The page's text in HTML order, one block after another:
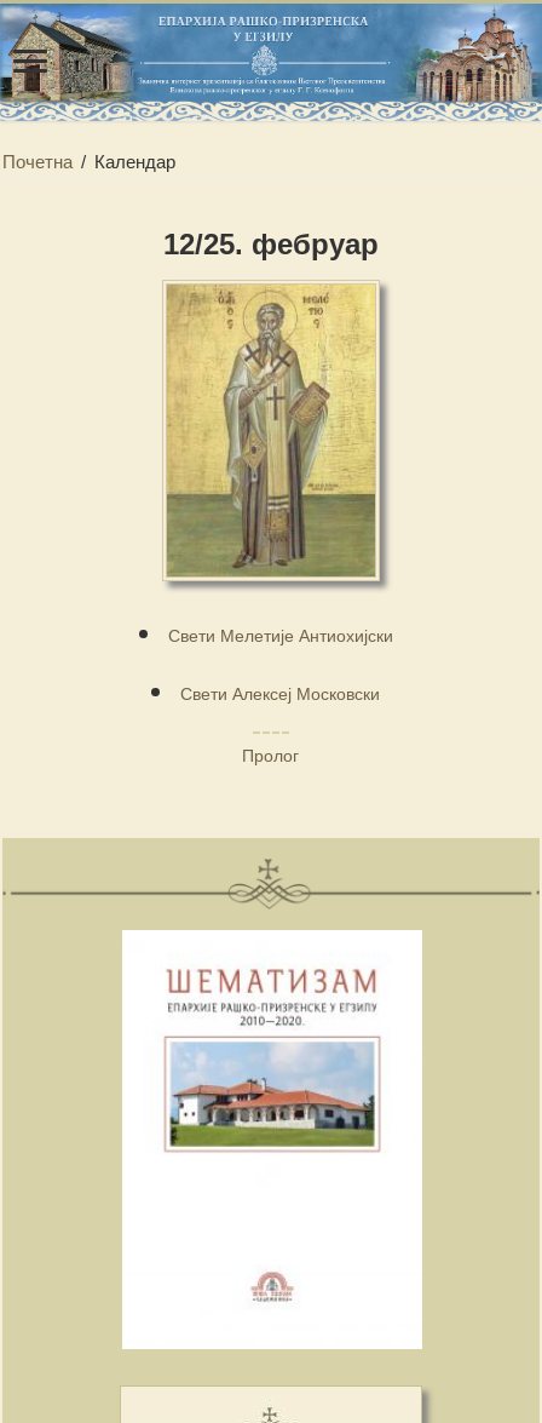
Почетна / Календар
12/25. фебруар
Свети Мелетије Антиохијски
Свети Алексеј Московски
Пролог